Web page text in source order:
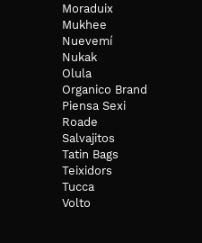
Moraduix
Mukhee
Nuevemí
Nukak
Olula
Organico Brand
Piensa Sexi
Roade
Salvajitos
Tatin Bags
Teixidors
Tucca
Volto